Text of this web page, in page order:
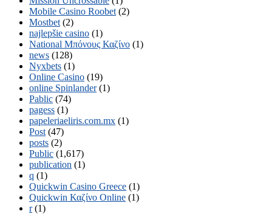
Mobile Casino Roobet (2)
Mostbet (2)
najlepšie casino (1)
National Μπόνους Καζίνο (1)
news (128)
Nyxbets (1)
Online Casino (19)
online Spinlander (1)
Pablic (74)
pagess (1)
papeleriaeliris.com.mx (1)
Post (47)
posts (2)
Public (1,617)
publication (1)
q (1)
Quickwin Casino Greece (1)
Quickwin Καζίνο Online (1)
r (1)